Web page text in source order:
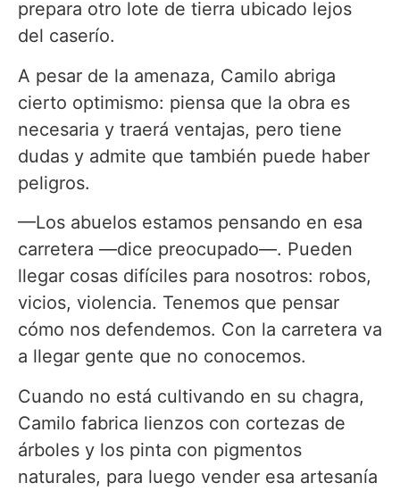
prepara otro lote de tierra ubicado lejos
del caserío.
A pesar de la amenaza, Camilo abriga
cierto optimismo: piensa que la obra es
necesaria y traerá ventajas, pero tiene
dudas y admite que también puede haber
peligros.
—Los abuelos estamos pensando en esa
carretera —dice preocupado—. Pueden
llegar cosas difíciles para nosotros: robos,
vicios, violencia. Tenemos que pensar
cómo nos defendemos. Con la carretera va
a llegar gente que no conocemos.
Cuando no está cultivando en su chagra,
Camilo fabrica lienzos con cortezas de
árboles y los pinta con pigmentos
naturales, para luego vender esa artesanía